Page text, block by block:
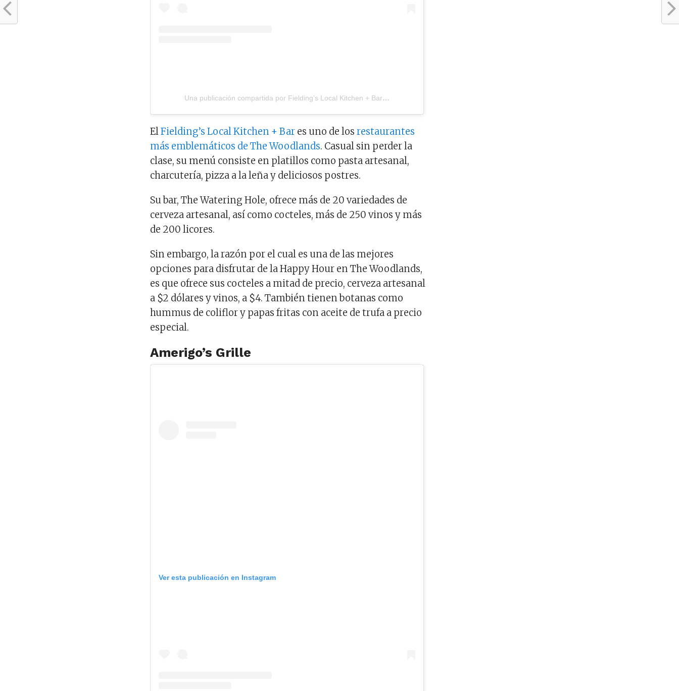
Una publicación compartida por Fielding’s Local Kitchen + Bar (@fieldingslocal)
ElFielding’s Local Kitchen + Bar es uno de losrestaurantes
más emblemáticos de The Woodlands. Casual sin perder la
clase, su menú consiste en platillos como pasta artesanal,
charcutería, pizza a la leña y deliciosos postres.
Su bar, The Watering Hole, ofrece más de 20 variedades de
cerveza artesanal, así como cocteles, más de 250 vinos y más
de 200 licores.
Sin embargo, la razón por el cual es una de las mejores
opciones para disfrutar de la Happy Hour en The Woodlands,
es que ofrece sus cocteles a mitad de precio, cerveza artesanal
a $2 dólares y vinos, a $4. También tienen botanas como
hummus de coliflor y papas fritas con aceite de trufa a precio
especial.
Amerigo’s Grille
Ver esta publicación en Instagram